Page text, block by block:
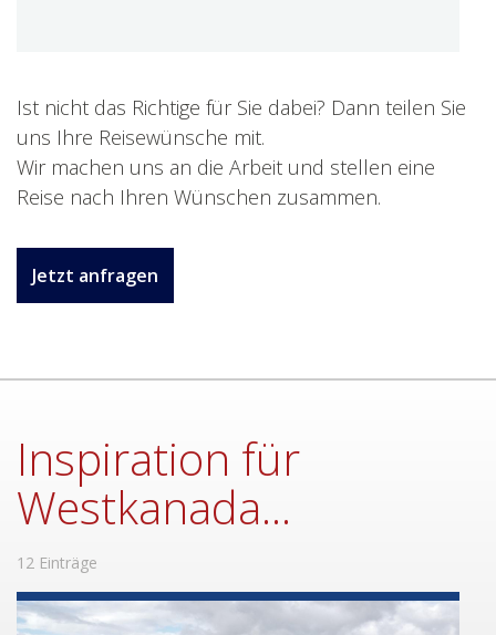
Ist nicht das Richtige für Sie dabei? Dann teilen Sie
uns Ihre Reisewünsche mit.
Wir machen uns an die Arbeit und stellen eine
Reise nach Ihren Wünschen zusammen.
Jetzt anfragen
Inspiration für
Westkanada...
12 Einträge